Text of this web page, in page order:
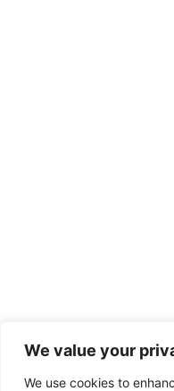
We value your
We use cookies to